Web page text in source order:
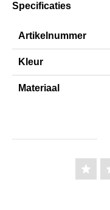
Specificaties
Artikelnummer
Kleur
Materiaal